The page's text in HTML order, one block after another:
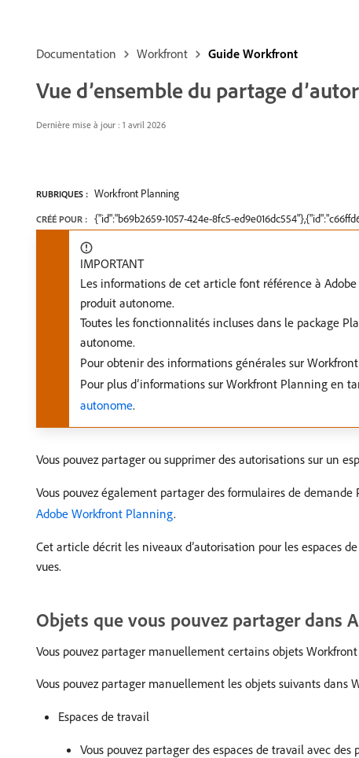
Documentation Workfront Guide Workfront
Vue d’ensemble du partage
Dernière mise à jour : 1 avril 2026
RUBRIQUES : Workfront Planning
CRÉÉ POUR : {"id":"b69b2659-1057-424e-8fc5-
IMPORTANT
Les informations de cet article font référence à
produit autonome.
Toutes les fonctionnalités incluses dans le package
autonome.
Pour obtenir des informations générales sur
Pour plus d’informations sur Workfront Planning en
autonome.
Vous pouvez partager ou supprimer des autorisations sur un
Vous pouvez également partager des formulaires de
Adobe Workfront Planning.
Cet article décrit les niveaux d’autorisation pour les espaces
vues.
Objets que vous pouvez partager dans
Vous pouvez partager manuellement certains objets
Vous pouvez partager manuellement les objets suivants dans
Espaces de travail
Vous pouvez partager des espaces de travail avec